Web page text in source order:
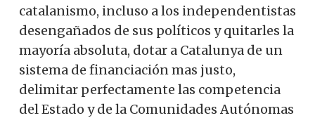
catalanismo, incluso a los independentistas
desengañados de sus políticos y quitarles la
mayoría absoluta, dotar a Catalunya de un
sistema de financiación mas justo,
delimitar perfectamente las competencia
del Estado y de la Comunidades Autónomas